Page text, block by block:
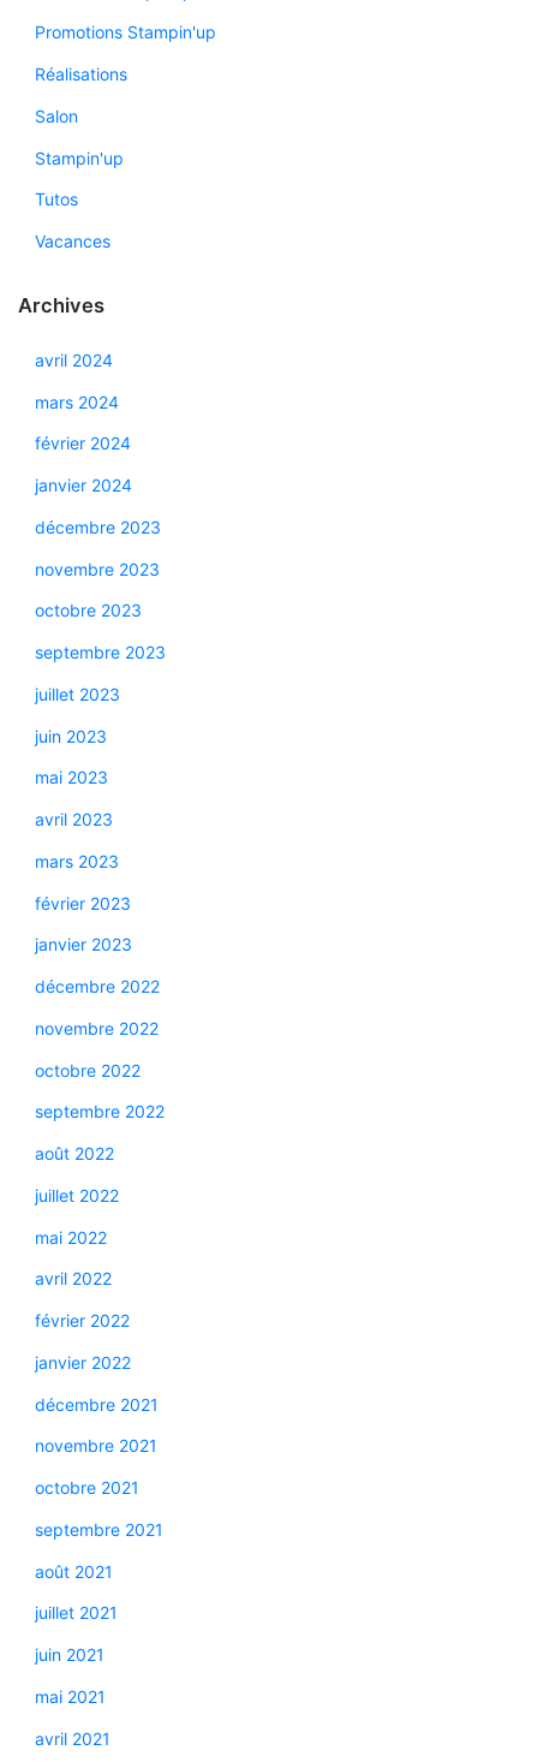
Promotions Stampin'up
Réalisations
Salon
Stampin'up
Tutos
Vacances
Archives
avril 2024
mars 2024
février 2024
janvier 2024
décembre 2023
novembre 2023
octobre 2023
septembre 2023
juillet 2023
juin 2023
mai 2023
avril 2023
mars 2023
février 2023
janvier 2023
décembre 2022
novembre 2022
octobre 2022
septembre 2022
août 2022
juillet 2022
mai 2022
avril 2022
février 2022
janvier 2022
décembre 2021
novembre 2021
octobre 2021
septembre 2021
août 2021
juillet 2021
juin 2021
mai 2021
avril 2021